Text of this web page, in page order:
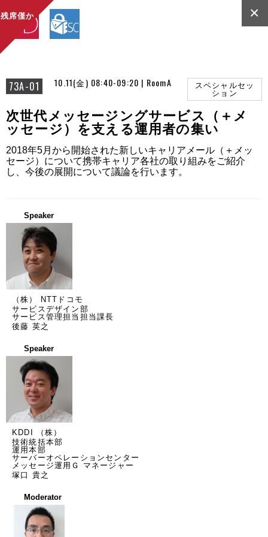
73A-01 10.11(金) 08:40-09:20 | RoomA
×
スペシャルセッ
ション
残席僅か
次世代メッセージングサービス（＋メ
ッセージ）を支える運用者の集い
2018年5月から開始された新しいキャリアメール（＋メッ
セージ）について携帯キャリア各社の取り組みをご紹介
し、今後の展開について議論を行います。
Speaker
（株） NTTドコモ
サービスデザイン部
サービス管理担当担当課長
後藤 英之
Speaker
KDDI （株）
技術統括本部
運用本部
サーバーオペレーションセンター
メッセージ運用Ｇ マネージャー
塚口 貴之
Moderator